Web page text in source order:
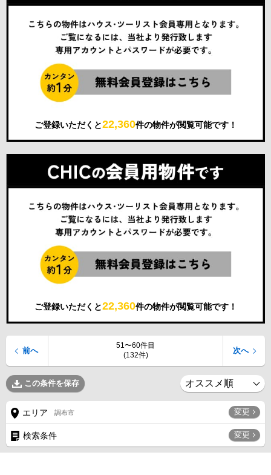
ご登録いただくと22,360件の物件が閲覧可能です！
ご登録いただくと22,360件の物件が閲覧可能です！
51〜60件目
(132件)
前へ 次へ
この条件を保存
エリア 調布市 変更
検索条件 変更